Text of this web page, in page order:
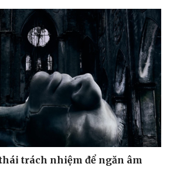
Đời sống
Nhà đẹp
Blog
Tình yêu - Gia đình
trách nhiệm để ngăn âm